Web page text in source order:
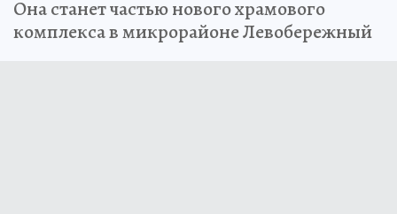
Она станет частью нового храмового
комплекса в микрорайоне Левобережный